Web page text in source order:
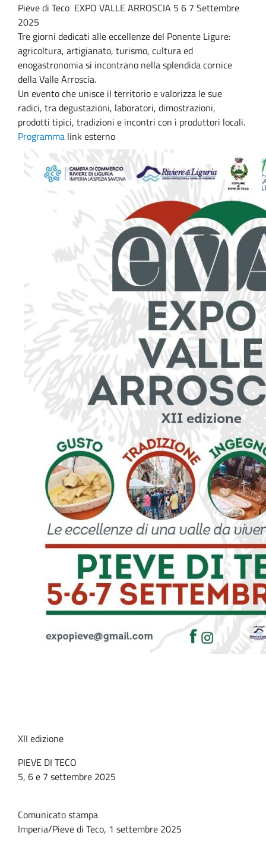
Pieve di Teco EXPO VALLE ARROSCIA 5 6 7 Settembre
2025
Tre giorni dedicati alle eccellenze del Ponente Ligure:
agricoltura, artigianato, turismo, cultura ed
enogastronomia si incontrano nella splendida cornice
della Valle Arroscia.
Un evento che unisce il territorio e valorizza le sue
radici, tra degustazioni, laboratori, dimostrazioni,
prodotti tipici, tradizioni e incontri con i produttori locali.
Programma link esterno
XII edizione
PIEVE DI TECO
5, 6 e 7 settembre 2025
Comunicato stampa
Imperia/Pieve di Teco, 1 settembre 2025